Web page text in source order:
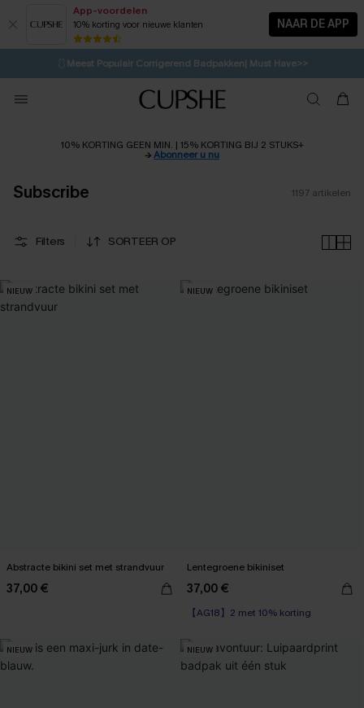
App-voordelen
10% korting voor nieuwe klanten NAAR DE APP
⚡️LAATSTE KANS | Tot 50% korting>>
🩱Meest Populair Corrigerend Badpakken| Must Have>>
💌Abonneer je & ontvang tot 15% korting>>
Koop 3, krijg 15% korting | CODE: SW15
10% KORTING GEEN MIN. | 15% KORTING BIJ 2 STUKS+
→Abonneer u nu
Subscribe 1197 artikelen
Filters SORTEER OP
NIEUW
Abstracte bikini set met strandvuur
37,00 €
NIEUW
Lentegroene bikiniset
37,00 €
【AG18】2 met 10% korting
NIEUW NIEUW